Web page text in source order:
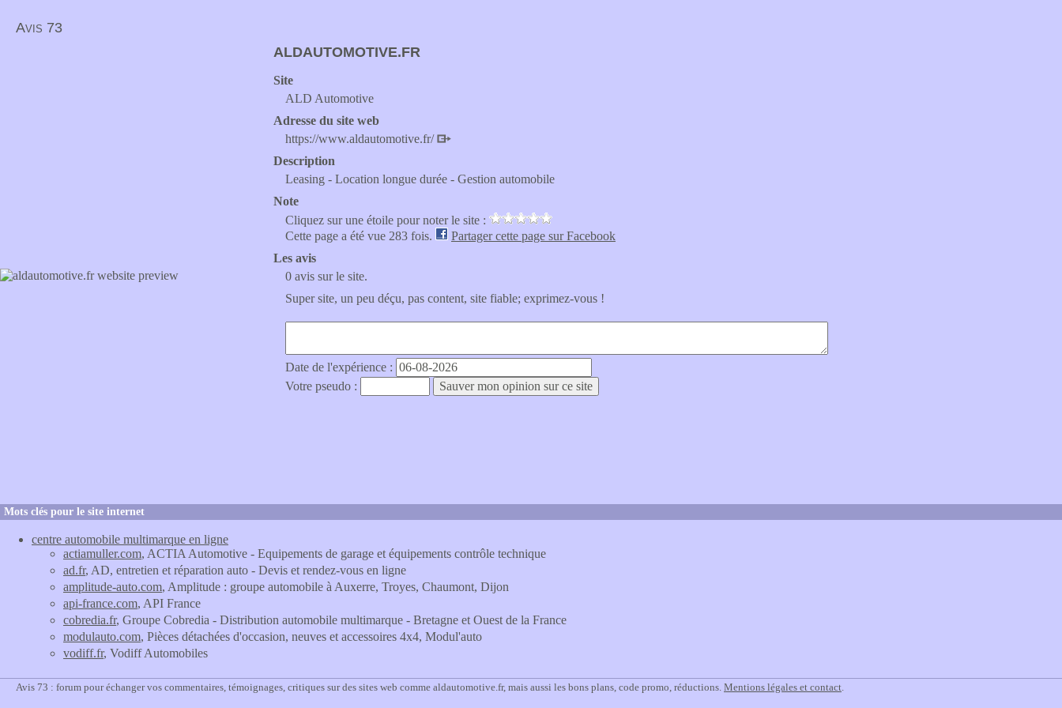
Avis 73
ALDAUTOMOTIVE.FR
Site
ALD Automotive
Adresse du site web
https://www.aldautomotive.fr/
Description
Leasing - Location longue durée - Gestion automobile
Note
Cliquez sur une étoile pour noter le site :
Cette page a été vue 283 fois.
Partager cette page sur Facebook
Les avis
0 avis sur le site.
Super site, un peu déçu, pas content, site fiable; exprimez-vous !
Date de l'expérience :
Votre pseudo :
Mots clés pour le site internet
centre automobile multimarque en ligne
actiamuller.com, ACTIA Automotive - Equipements de garage et équipements contrôle technique
ad.fr, AD, entretien et réparation auto - Devis et rendez-vous en ligne
amplitude-auto.com, Amplitude : groupe automobile à Auxerre, Troyes, Chaumont, Dijon
api-france.com, API France
cobredia.fr, Groupe Cobredia - Distribution automobile multimarque - Bretagne et Ouest de la France
modulauto.com, Pièces détachées d'occasion, neuves et accessoires 4x4, Modul'auto
vodiff.fr, Vodiff Automobiles
Avis 73 : forum pour échanger vos commentaires, témoignages, critiques sur des sites web comme aldautomotive.fr, mais aussi les bons plans, code promo, réductions. Mentions légales et contact.